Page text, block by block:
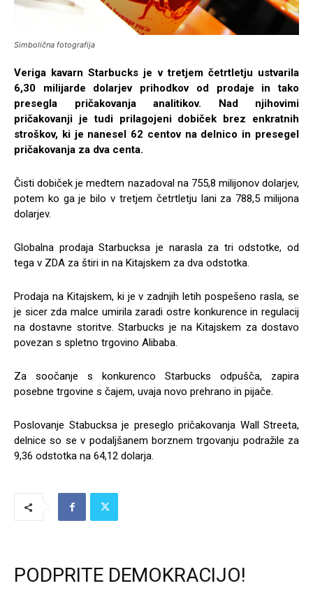
Simbolična fotografija
Veriga kavarn Starbucks je v tretjem četrtletju ustvarila
6,30 milijarde dolarjev prihodkov od prodaje in tako
presegla pričakovanja analitikov. Nad njihovimi
pričakovanji je tudi prilagojeni dobiček brez enkratnih
stroškov, ki je nanesel 62 centov na delnico in presegel
pričakovanja za dva centa.
Čisti dobiček je medtem nazadoval na 755,8 milijonov dolarjev,
potem ko ga je bilo v tretjem četrtletju lani za 788,5 milijona
dolarjev.
Globalna prodaja Starbucksa je narasla za tri odstotke, od
tega v ZDA za štiri in na Kitajskem za dva odstotka.
Prodaja na Kitajskem, ki je v zadnjih letih pospešeno rasla, se
je sicer zda malce umirila zaradi ostre konkurence in regulacij
na dostavne storitve. Starbucks je na Kitajskem za dostavo
povezan s spletno trgovino Alibaba.
Za soočanje s konkurenco Starbucks odpušča, zapira
posebne trgovine s čajem, uvaja novo prehrano in pijače.
Poslovanje Stabucksa je preseglo pričakovanja Wall Streeta,
delnice so se v podaljšanem borznem trgovanju podražile za
9,36 odstotka na 64,12 dolarja.
PODPRITE DEMOKRACIJO!